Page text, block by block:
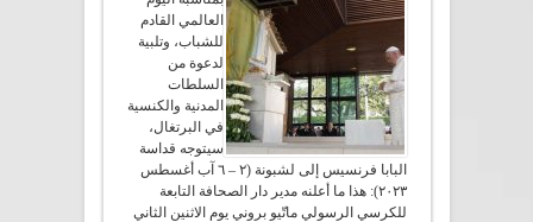
العالمي القادم
للشباب، وتلبية
لدعوة من
السلطات
المدنية والكنسية
في البرتغال،
سيتوجه قداسة
البابا فرنسيس إلى لشبونة (٢ – ٦ آب أغسطس
٢٠٢٣): هذا ما أعلنه مدير دار الصحافة التابعة
للكرسي الرسولي ماتّيو بروني يوم الاثنين الثاني